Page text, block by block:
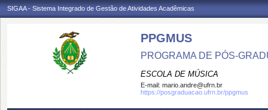
SIGAA - Sistema Integrado de Gestão de Atividades Acadêmicas
PPGMUS
PROGRAMA DE PÓS-
ESCOLA DE MÚSICA
E-mail: mario.andre@ufrn.br
https://posgraduacao.ufrn.br/ppgmus